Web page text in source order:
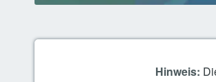
Hinweis: